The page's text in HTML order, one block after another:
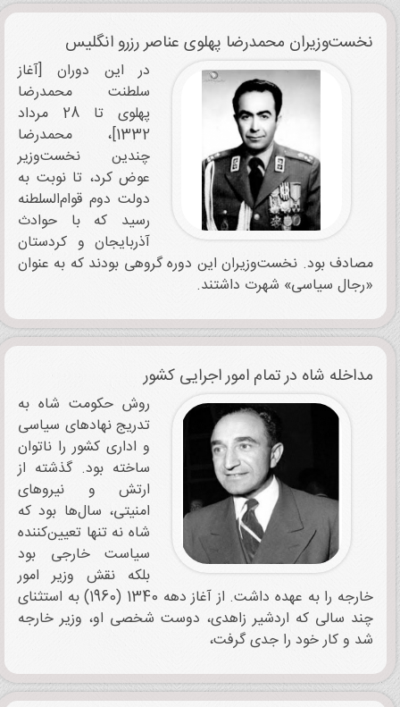
نخست‌وزیران محمدرضا پهلوی عناصر رزرو انگلیس
در این دوران [آغاز
سلطنت محمدرضا
پهلوی تا 28 مرداد
1332]، ‌محمدرضا
چندین نخست‌وزیر
عوض کرد، تا نوبت به
دولت دوم قوام‌السلطنه
رسید که با حوادث
آذربایجان و کردستان
مصادف بود. نخست‌وزیران این دوره گروهی بودند که به عنوان
«رجال سیاسی» شهرت داشتند.
مداخله شاه در تمام امور اجرایی کشور
روش حکومت شاه به
تدریج نهادهای سیاسی
و اداری کشور را ناتوان
ساخته بود. گذشته از
ارتش و نیروهای
امنیتی، سال‌ها بود که
شاه نه تنها تعیین‌کننده
سیاست خارجی بود
بلکه نقش وزیر امور
خارجه را به عهده داشت. از آغاز دهه 1340 (1960) به استثنای
چند سالی که اردشیر زاهدی،‌ دوست شخصی او،‌ وزیر خارجه
شد و کار خود را جدی گرفت،